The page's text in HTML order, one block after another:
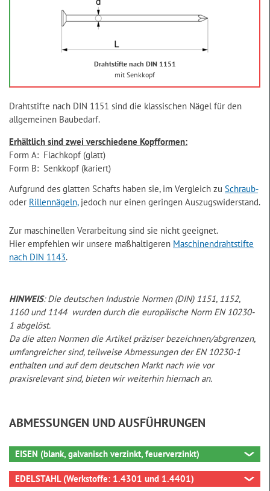
Drahtstifte nach DIN 1151
mit Senkkopf
Drahtstifte nach DIN 1151 sind die klassischen Nägel für den
allgemeinen Baubedarf.
Erhältlich sind zwei verschiedene Kopfformen:
Form A: Flachkopf (glatt)
Form B: Senkkopf (kariert)
Aufgrund des glatten Schafts haben sie, im Vergleich zu Schraub-
oder Rillennägeln,jedoch nur einen geringen Auszugswiderstand.
Zur maschinellen Verarbeitung sind sie nicht geeignet.
Hier empfehlen wir unsere maßhaltigeren Maschinendrahtstifte
nach DIN 1143.
HINWEIS: Die deutschen Industrie Normen (DIN) 1151, 1152,
1160 und 1144 wurden durch die europäische Norm EN 10230-
1 abgelöst.
Da die alten Normen die Artikel präziser bezeichnen/abgrenzen,
umfangreicher sind, teilweise Abmessungen der EN 10230-1
enthalten und auf dem deutschen Markt nach wie vor
praxisrelevant sind, bieten wir weiterhin hiernach an.
ABMESSUNGEN UND AUSFÜHRUNGEN
EISEN (blank, galvanisch verzinkt, feuerverzinkt)
EDELSTAHL (Werkstoffe: 1.4301 und 1.4401)